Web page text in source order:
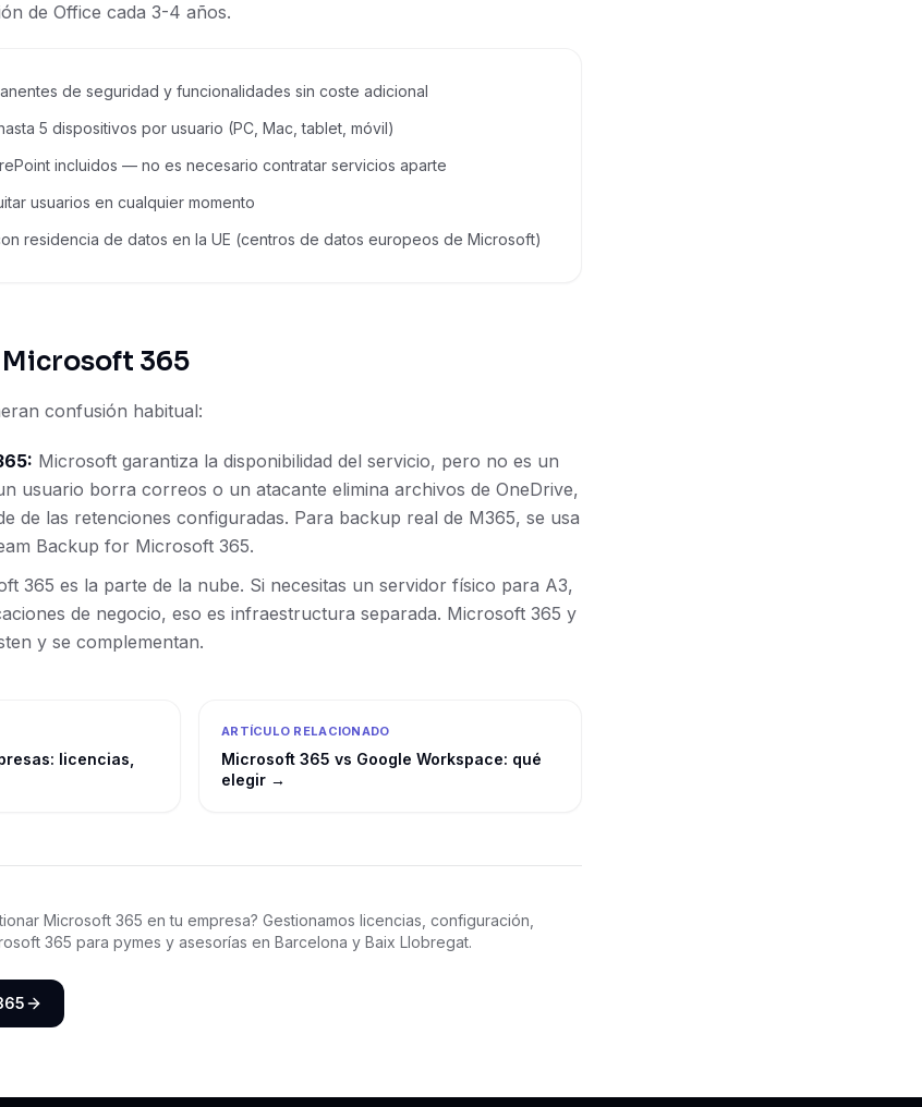
de Office cada 3-4 años.
de seguridad y funcionalidades sin coste adicional
5 dispositivos por usuario (PC, Mac, tablet, móvil)
incluidos — no es necesario contratar servicios aparte
usuarios en cualquier momento
residencia de datos en la UE (centros de datos europeos de Microsoft)
365
confusión habitual:
Microsoft garantiza la disponibilidad del servicio, pero no es un
usuario borra correos o un atacante elimina archivos de OneDrive,
de las retenciones configuradas. Para backup real de M365, se usa
Backup for Microsoft 365.
365 es la parte de la nube. Si necesitas un servidor físico para A3,
de negocio, eso es infraestructura separada. Microsoft 365 y
y se complementan.
licencias,
ARTÍCULO RELACIONADO
Microsoft 365 vs Google Workspace: qué
elegir →
Microsoft 365 en tu empresa? Gestionamos licencias, configuración,
365 para pymes y asesorías en Barcelona y Baix Llobregat.